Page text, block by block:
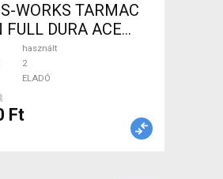
S-WORKS TARMAC
FULL DURA ACE
használt ELADÓ
használt
2
ELADÓ
Ft